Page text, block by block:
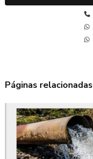
Aluguel de
Aluguel de
Aluguel de trator de
Aluguel escavadeira
Cubação terraplanagem
Custo terraplanagem
Páginas relacionadas